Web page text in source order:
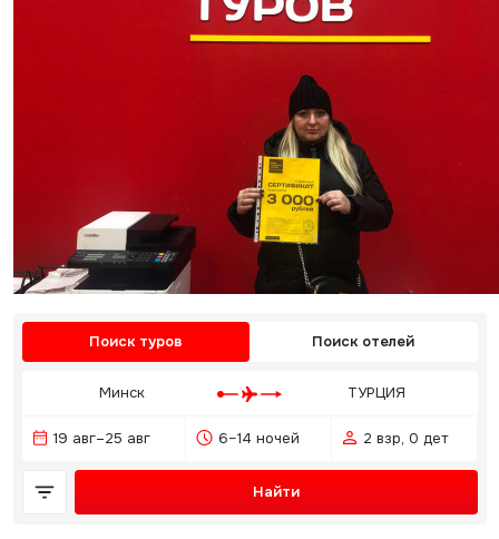
Поиск туров Поиск отелей
Минск ТУРЦИЯ
19 авг–25 авг 6–14 ночей 2 взр, 0 дет
Найти